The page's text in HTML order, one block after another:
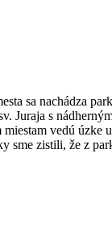
sa nachádza
Juraja s
vedú
zistili, že z